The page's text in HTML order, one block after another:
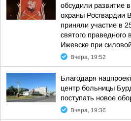
обсудили развитие
охраны Росгвардии
приняли участие в
святого
Ижевске при
Вчера, 19:52
Благодаря
центр больницы
поступать новое
Вчера, 19:36